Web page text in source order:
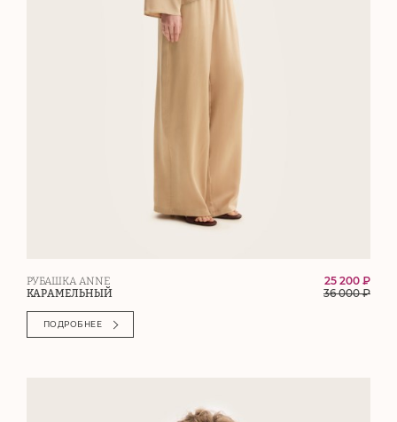
РУБАШКА ANNE
КАРАМЕЛЬНЫЙ
25 200 ₽
36 000₽
ПОДРОБНЕЕ